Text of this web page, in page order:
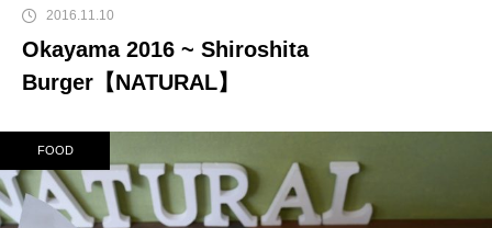
2016.11.10
Okayama 2016 ~ Shiroshita
Burger【NATURAL】
FOOD